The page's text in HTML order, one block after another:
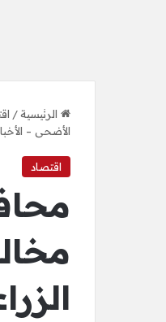
الرئيسية/
الأضحى –
اقتصاد